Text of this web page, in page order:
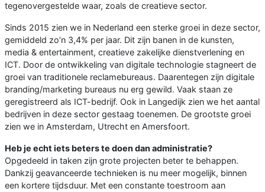
tegenovergestelde waar, zoals de creatieve sector.
Sinds 2015 zien we in Nederland een sterke groei in deze sector,
gemiddeld zo’n 3,4% per jaar. Dit zijn banen in de kunsten,
media & entertainment, creatieve zakelijke dienstverlening en
ICT. Door de ontwikkeling van digitale technologie stagneert de
groei van traditionele reclamebureaus. Daarentegen zijn digitale
branding/marketing bureaus nu erg gewild. Vaak staan ze
geregistreerd als ICT-bedrijf. Ook in Langedijk zien we het aantal
bedrijven in deze sector gestaag toenemen. De grootste groei
zien we in Amsterdam, Utrecht en Amersfoort.
Heb je echt iets beters te doen dan administratie?
Opgedeeld in taken zijn grote projecten beter te behappen.
Dankzij geavanceerde technieken is nu meer mogelijk, binnen
een kortere tijdsduur. Met een constante toestroom aan